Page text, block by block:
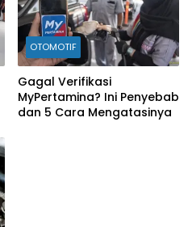
OTOMOTIF
Gagal Verifikasi
MyPertamina? Ini Penyebab
dan 5 Cara Mengatasinya